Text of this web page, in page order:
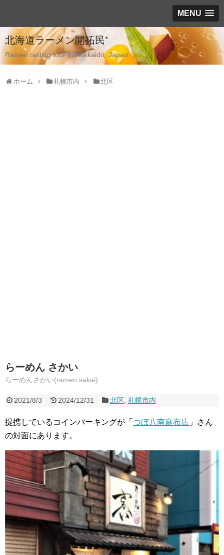
MENU
北海道ラーメン開拓民⁺
Ramen tasting tour in Hokkaido, Japan
ホーム 札幌市内 北区
らーめん さかい
らーめんさかい(ramen sakai)
2021/8/3 2024/12/31 北区, 札幌市内
提携しているコインパーキングが「 つぼ八南麻布店 」さん
の対面にあります。